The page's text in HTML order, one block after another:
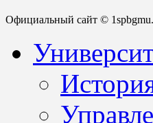
Официальный сайт ©